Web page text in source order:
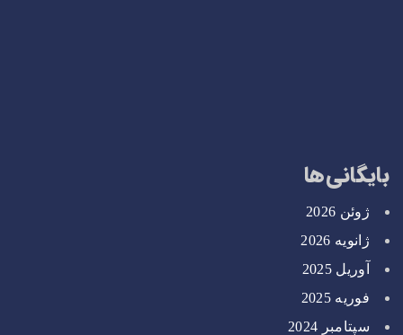
بایگانی‌ها
ژوئن 2026
ژانویه 2026
آوریل 2025
فوریه 2025
سپتامبر 2024